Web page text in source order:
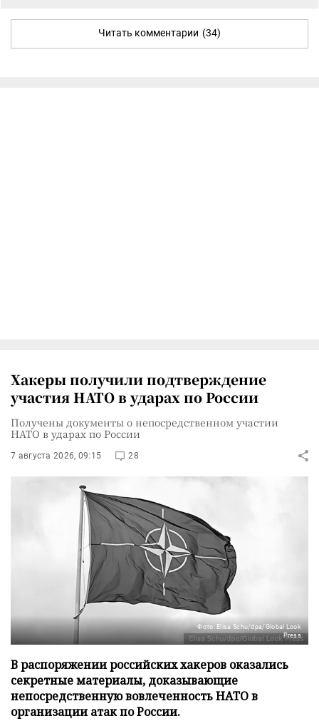
Читать комментарии (34)
Хакеры получили подтверждение
участия НАТО в ударах по России
Получены документы о непосредственном участии
НАТО в ударах по России
7 августа 2026, 09:15 28
Фото: Elisa Schu/dpa/Global Look
Press
В распоряжении российских хакеров оказались
секретные материалы, доказывающие
непосредственную вовлеченность НАТО в
организации атак по России.